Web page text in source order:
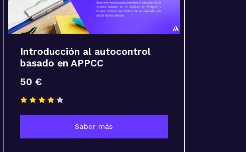
Introducción al autocontrol
basado en APPCC
50 €
Saber más